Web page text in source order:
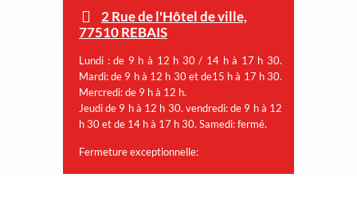
2 Rue de l'Hôtel de ville,
77510 REBAIS
Lundi : de 9 h à 12 h 30 / 14 h à 17 h 30.
Mardi: de 9 h à 12 h 30 et de15 h à 17 h 30.
Mercredi: de 9 h à 12 h.
Jeudi de 9 h à 12 h 30. vendredi: de 9 h à 12
h 30 et de 14 h à 17 h 30. Samedi: fermé.
Fermeture exceptionnelle: